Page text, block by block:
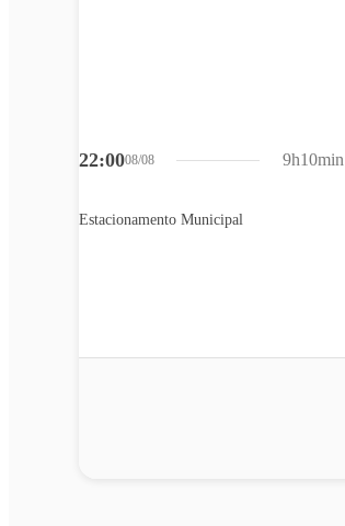
22:0008/08
Estacionamento Municipal
9h10min